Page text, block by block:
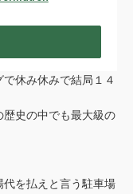
休み休みで結局１４
歴史の中でも最大級の
を払えと言う駐車場